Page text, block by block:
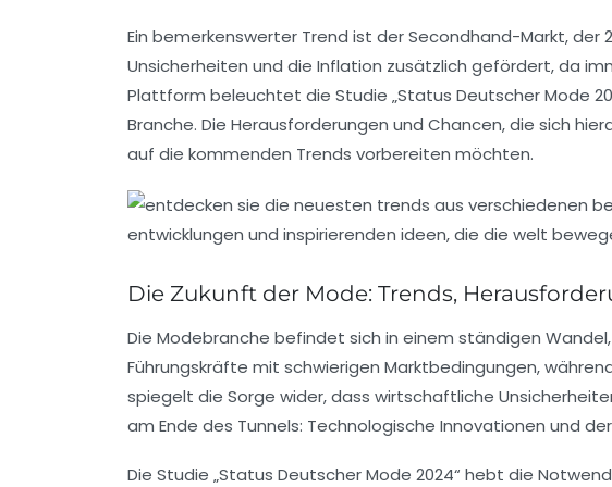
Ein bemerkenswerter Trend ist derSecondhand-Markt, der
Unsicherheiten und die Inflation zusätzlich gefördert, da
Plattform beleuchtet die Studie „Status Deutscher Mode
Branche. Die Herausforderungen und Chancen, die sich
auf die kommenden Trends vorbereiten möchten.
Die Zukunft der Mode: Trends,
Die Modebranche befindet sich in einem ständigen
Führungskräfte mit schwierigen Marktbedingungen,
spiegelt die Sorge wider, dass wirtschaftliche
am Ende des Tunnels: Technologische Innovationen und
Die Studie „Status Deutscher Mode 2024“ hebt die